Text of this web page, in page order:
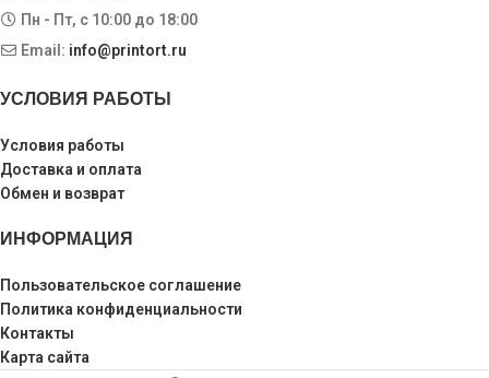
Пн - Пт, с 10:00 до 18:00
Email: info@printort.ru
УСЛОВИЯ РАБОТЫ
Условия работы
Доставка и оплата
Обмен и возврат
ИНФОРМАЦИЯ
Пользовательское соглашение
Политика конфиденциальности
Контакты
Карта сайта